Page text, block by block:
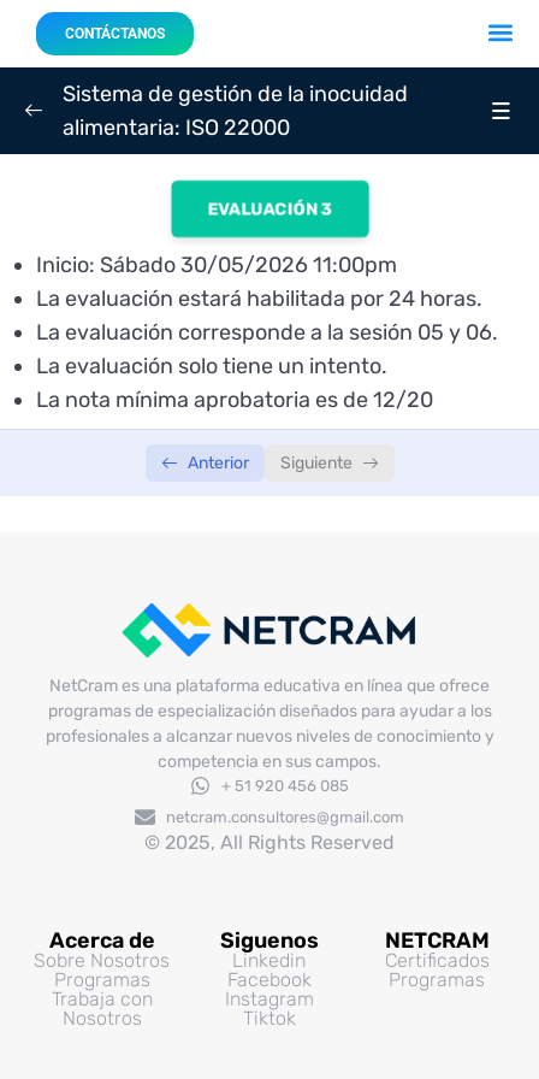
CONTÁCTANOS
SEMANA 03
Sesión 05: Jueves 28/05/2026 – 7:00 p.m. 01:59:21
Sesión 06: Sábado 30/05/2026 – 7:00
Evaluación 03: Sábado 30/05/2026 – INICIA: 11:00
Sistema de gestión de la inocuidad
alimentaria: ISO 22000
EVALUACIÓN 3
Inicio: Sábado 30/05/2026 11:00pm
La evaluación estará habilitada por 24 horas.
La evaluación corresponde a la sesión 05 y 06.
La evaluación solo tiene un intento.
La nota mínima aprobatoria es de 12/20
Anterior Siguiente
NetCram es una plataforma educativa en línea que ofrece
programas de especialización diseñados para ayudar a los
profesionales a alcanzar nuevos niveles de conocimiento y
competencia en sus campos.
+ 51 920 456 085
netcram.consultores@gmail.com
© 2025, All Rights Reserved
Acerca de
Sobre Nosotros
Programas
Trabaja con
Nosotros
Siguenos
Linkedin
Facebook
Instagram
Tiktok
NETCRAM
Certificados
Programas